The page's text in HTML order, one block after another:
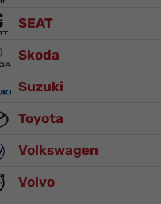
SEAT
Skoda
Suzuki
Toyota
Volkswagen
Volvo